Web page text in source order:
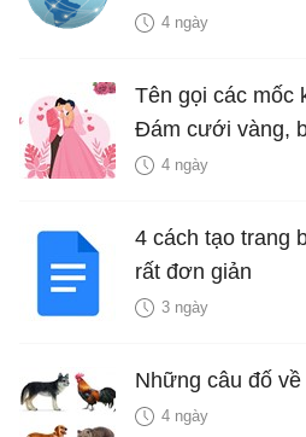
4 ngày
Tên gọi các mốc
Đám cưới vàng,
là bao nhiêu năm?
4 ngày
4 cách tạo trang
rất đơn giản
3 ngày
Những câu đố
4 ngày